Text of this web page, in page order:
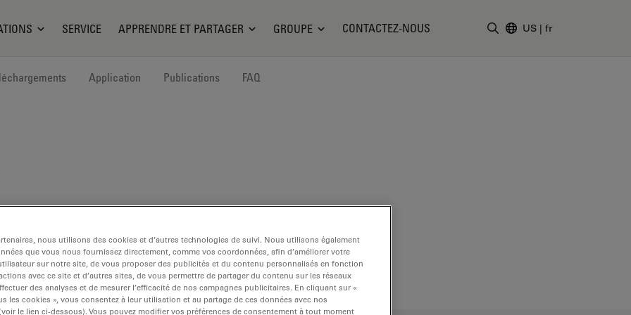
SERVICE APPRENDRE ET PARTAGER GROUPE CONTACTEZ-NOUS US | fr
Application Publications FAQ
nous utilisons des cookies et d’autres technologies de suivi. Nous utilisons également
que vous nous fournissez directement, comme vos coordonnées, afin d’améliorer votre
sur notre site, de vous proposer des publicités et du contenu personnalisés en fonction
avec ce site et d’autres sites, de vous permettre de partager du contenu sur les réseaux
des analyses et de mesurer l’efficacité de nos campagnes publicitaires. En cliquant sur «
les cookies », vous consentez à leur utilisation et au partage de ces données avec nos
le lien ci-dessous). Vous pouvez modifier vos préférences de consentement à tout moment